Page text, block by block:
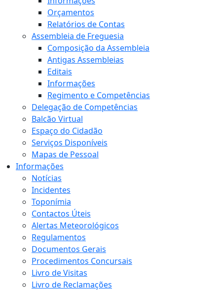
Orçamentos
Relatórios de Contas
Assembleia de Freguesia
Composição da Assembleia
Antigas Assembleias
Editais
Informações
Regimento e Competências
Delegação de Competências
Balcão Virtual
Espaço do Cidadão
Serviços Disponíveis
Mapas de Pessoal
Informações
Notícias
Incidentes
Toponímia
Contactos Úteis
Alertas Meteorológicos
Regulamentos
Documentos Gerais
Procedimentos Concursais
Livro de Visitas
Livro de Reclamações